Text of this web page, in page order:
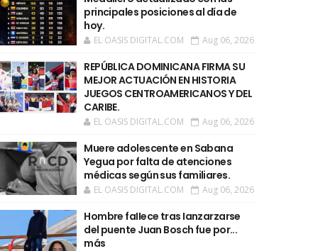
principales posiciones al día de
hoy.
EL OASIS DIGITAL.COM Aug 06, 2026
REPÚBLICA DOMINICANA FIRMA SU
MEJOR ACTUACIÓN EN HISTORIA
JUEGOS CENTROAMERICANOS Y DEL
CARIBE.
EL OASIS DIGITAL.COM Aug 06, 2026
Muere adolescente en Sabana
Yegua por falta de atenciones
médicas según sus familiares.
EL OASIS DIGITAL.COM Aug 06, 2026
Hombre faIIece tras Ianzarzarse
del puente Juan Bosch fue por...
más